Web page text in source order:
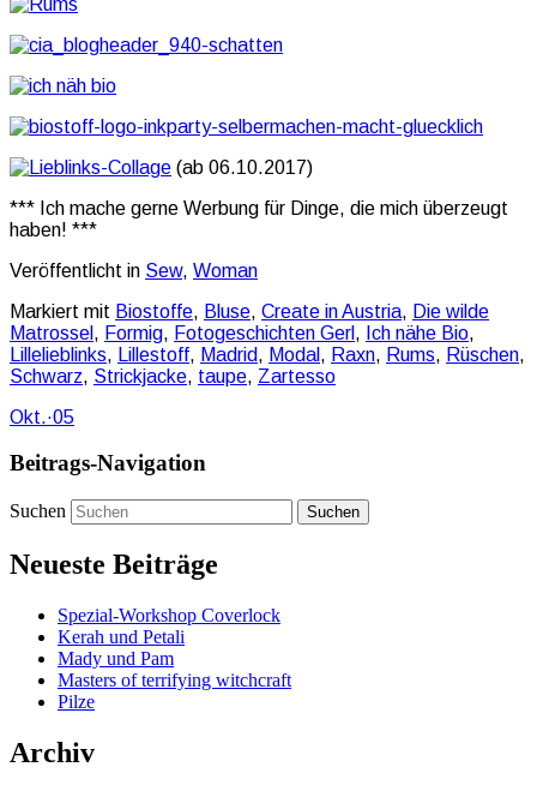
(ab 06.10.2017)
*** Ich mache gerne Werbung für Dinge, die mich überzeugt
haben! ***
Veröffentlicht in Sew, Woman
Markiert mit Biostoffe, Bluse, Create in Austria, Die wilde
Matrossel , Formig, Fotogeschichten Gerl , Ich nähe Bio,
Lillelieblinks, Lillestoff, Madrid, Modal , Raxn, Rums, Rüschen,
Schwarz, Strickjacke, taupe, Zartesso
Okt.·05
Beitrags-Navigation
Suchen
Neueste Beiträge
Spezial-Workshop Coverlock
Kerah und Petali
Mady und Pam
Masters of terrifying witchcraft
Pilze
Archiv